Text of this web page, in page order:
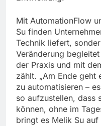
Mit AutomationFlow
Su finden
Technik liefert,
Veränderung
der Praxis und mit
zählt. „Am Ende geht
zu automatisieren –
so aufzustellen, dass
können, ohne im
bringt es Melik Su auf